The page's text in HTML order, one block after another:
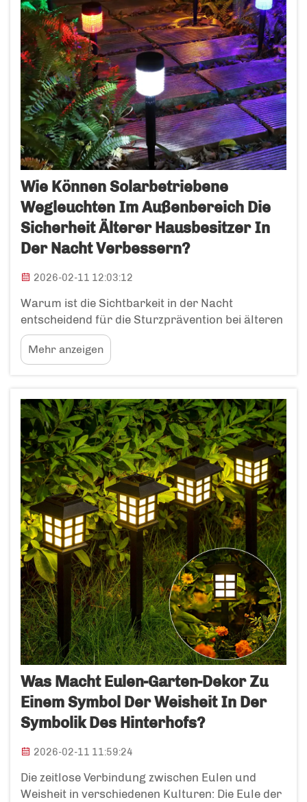
Wie Können Solarbetriebene
Wegleuchten Im Außenbereich Die
Sicherheit Älterer Hausbesitzer In
Der Nacht Verbessern?
2026-02-11 12:03:12
Warum ist die Sichtbarkeit in der Nacht
entscheidend für die Sturzprävention bei älteren
Erwachsenen? Altersbedingte
Sehveränderungen, die das Sturzrisiko nach
Einbruch der Dämmerung erhöhen: Die Art und
verändern, erschwert das Navigieren in der
Nacht erheblich. Die Pupillen werden im Laufe
der Zeit kleiner und …
Mehr anzeigen
Was Macht Eulen-Garten-Dekor Zu
Einem Symbol Der Weisheit In Der
Symbolik Des Hinterhofs?
2026-02-11 11:59:24
Die zeitlose Verbindung zwischen Eulen und
Weisheit in verschiedenen Kulturen: Die Eule der